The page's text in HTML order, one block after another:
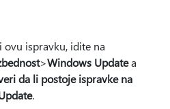
ispravku, idite na
>Windows Updatea
da li postoje ispravke na
.